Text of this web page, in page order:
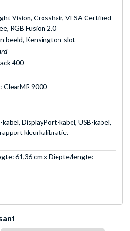
Vision, Crosshair, VESA Certified
RGB Fusion 2.0
beeld, Kensington-slot
400
ClearMR 9000
DisplayPort-kabel, USB-kabel,
kleurkalibratie.
61,36 cm x Diepte/lengte: